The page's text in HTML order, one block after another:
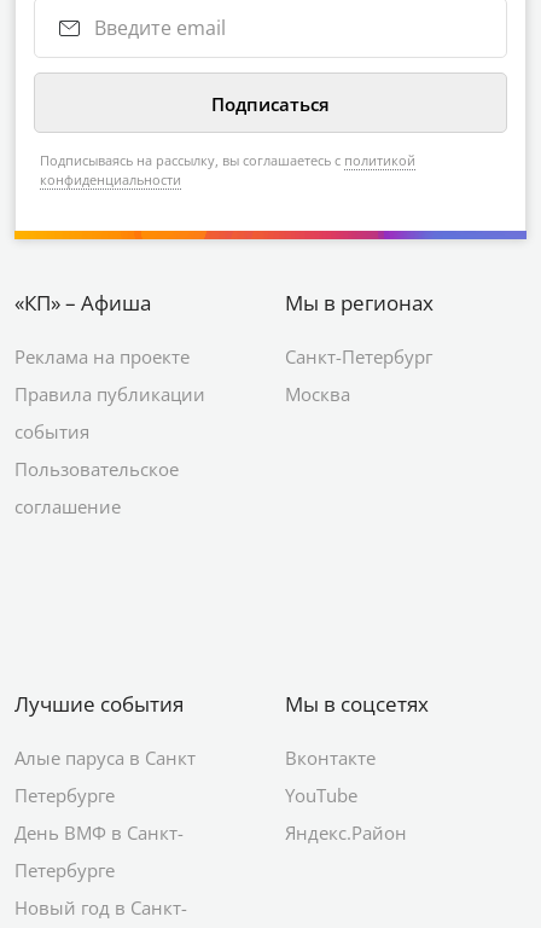
Подписываясь на рассылку, вы соглашаетесь с политикой
конфиденциальности
«КП» – Афиша
Реклама на проекте
Правила публикации
события
Пользовательское
соглашение
Мы в регионах
Санкт-Петербург
Москва
Лучшие события
Алые паруса в Санкт
Петербурге
День ВМФ в Санкт-
Петербурге
Новый год в Санкт-
Мы в соцсетях
Вконтакте
YouTube
Яндекс.Район